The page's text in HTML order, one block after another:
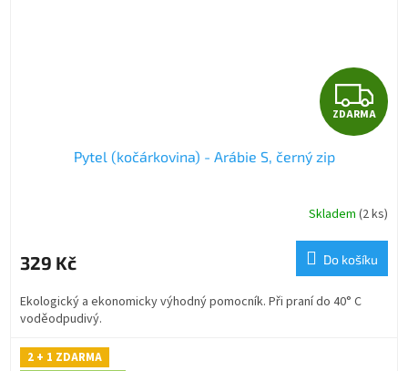
Z
D
R
M
A
ZDARMA
Pytel (kočárkovina) - Arábie S, černý zip
Skladem (2 ks)
329 Kč Do košíku
Ekologický a ekonomicky výhodný pomocník. Při praní do 40° C
voděodpudivý.
2 + 1 ZDARMA